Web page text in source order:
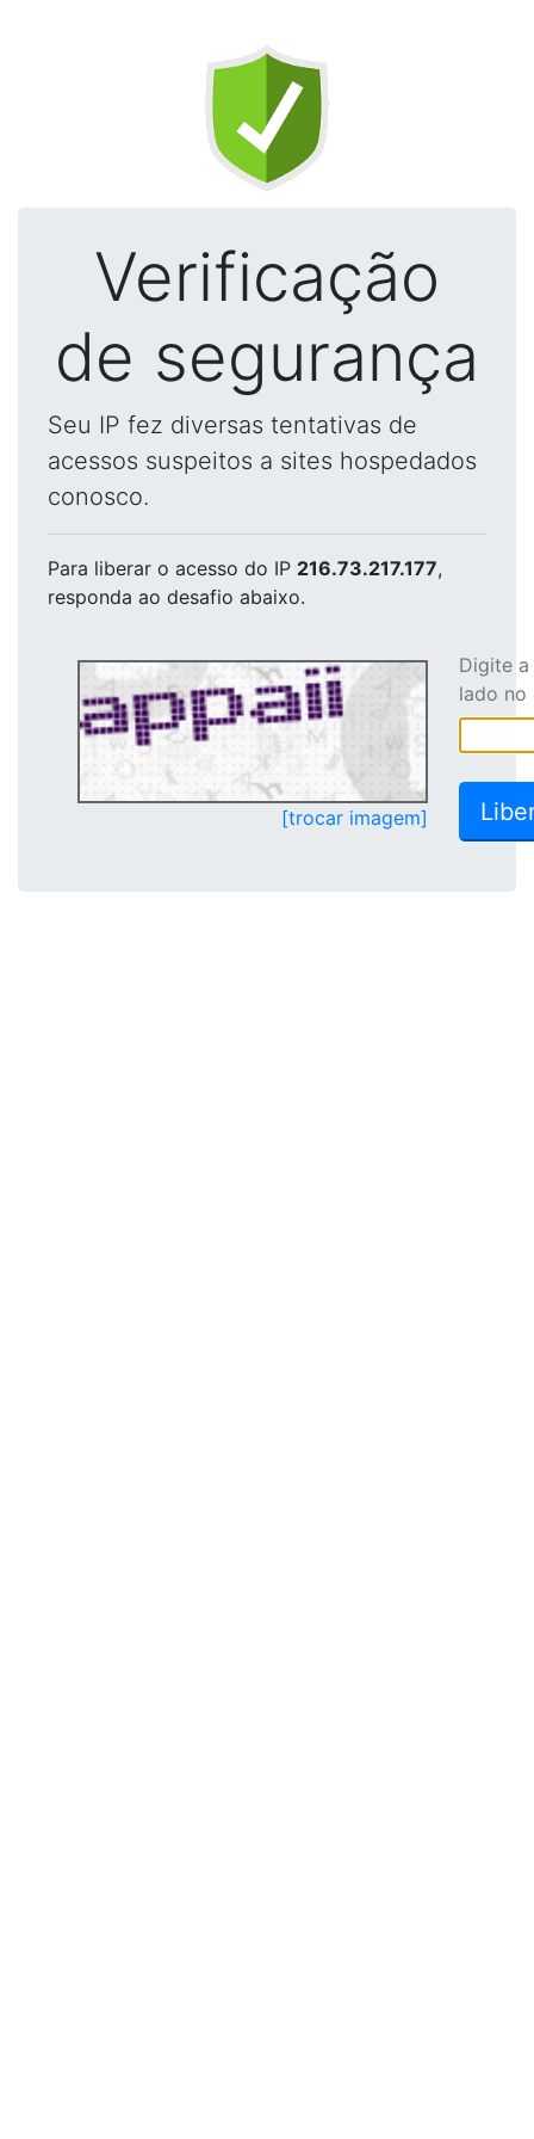
Verificação
de segurança
Seu IP fez diversas tentativas de
acessos suspeitos a sites hospedados
conosco.
Para liberar o acesso do IP 216.73.217.177,
responda ao desafio abaixo.
[trocar imagem]
Digite
lado no